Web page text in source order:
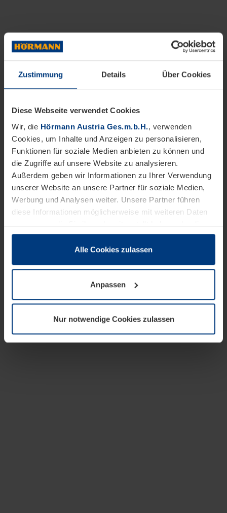
Zustimmung Details Über Cookies
Diese Webseite verwendet Cookies
Wir, die Hörmann Austria Ges.m.b.H., verwenden
Cookies, um Inhalte und Anzeigen zu personalisieren,
Funktionen für soziale Medien anbieten zu können und
die Zugriffe auf unsere Website zu analysieren.
Außerdem geben wir Informationen zu Ihrer Verwendung
unserer Website an unsere Partner für soziale Medien,
Werbung und Analysen weiter. Unsere Partner führen
diese Informationen möglicherweise mit weiteren Daten
zusammen, die Sie ihnen bereitgestellt haben oder die
sie im Rahmen Ihrer Nutzung der Dienste gesammelt
wenn diese für den Betrieb dieser Seite unbedingt
notwendig sind. Für alle anderen Cookie-Typen benötigen
wir Ihre Erlaubnis. Ihre Einwilligung können Sie jederzeit
Datenschutzerklärungunserer Website ändern oder
widerrufen.
Alle Cookies zulassen
Anpassen
Nur notwendige Cookies zulassen